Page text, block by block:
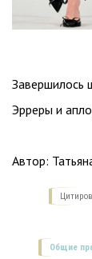
Завершилось
Эрреры и
Автор:
Общие